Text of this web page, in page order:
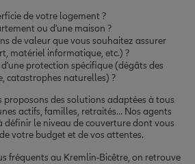
de votre logement ?
ou d'une maison ?
de valeur que vous souhaitez assurer
matériel informatique, etc.) ?
protection spécifique (dégâts des
catastrophes naturelles) ?
proposons des solutions adaptées à tous
actifs, familles, retraités... Nos agents
définir le niveau de couverture dont vous
votre budget et de vos attentes.
fréquents au Kremlin-Bicêtre, on retrouve